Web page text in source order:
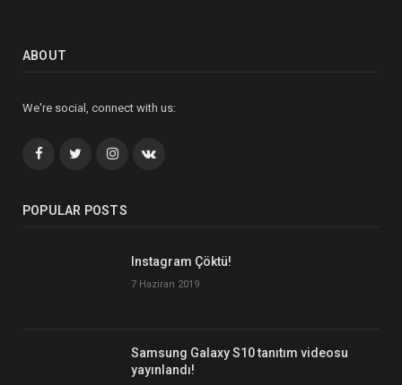
ABOUT
We're social, connect with us:
FacebookTwitterİnstagram+
VK
POPULAR POSTS
Instagram Çöktü!
7 Haziran 2019
Samsung Galaxy S10 tanıtım videosu
yayınlandı!